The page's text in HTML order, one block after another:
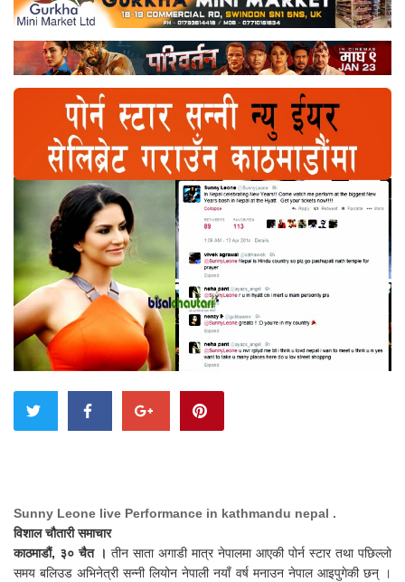
Sunny Leone live Performance in kathmandu nepal .
विशाल चौतारी समाचार
काठमाडौं, ३० चैत । तीन साता अगाडी मात्र नेपालमा आएकी पोर्न स्टार तथा पछिल्लो
समय बलिउड अभिनेत्री सन्नी लियोन नेपाली नयाँ वर्ष मनाउन नेपाल आइपुगेकी छन् ।